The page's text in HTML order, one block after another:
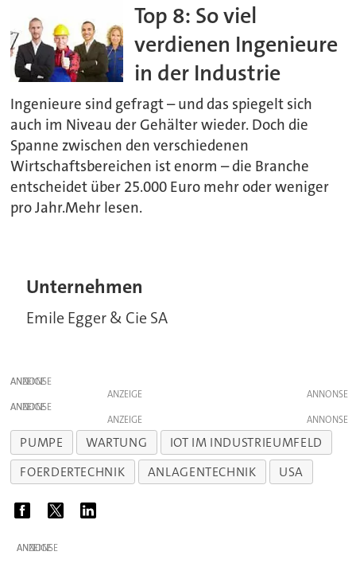
Top 8: So viel
verdienen Ingenieure
in der Industrie
Ingenieure sind gefragt – und das spiegelt sich
auch im Niveau der Gehälter wieder. Doch die
Spanne zwischen den verschiedenen
Wirtschaftsbereichen ist enorm – die Branche
entscheidet über 25.000 Euro mehr oder weniger
pro Jahr.Mehr lesen.
Unternehmen
Emile Egger & Cie SA
ANZEIGE
ANZEIGE
ANZEIGE
ANZEIGE
PUMPE WARTUNG
IOT IM INDUSTRIEUMFELD
FOERDERTECHNIK
ANLAGENTECHNIK USA
ANZEIGE